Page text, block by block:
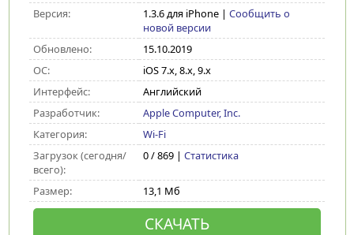
Версия:
1.3.6 для iPhone| Сообщить о
новой версии
Обновлено:
15.10.2019
ОС:
iOS 7.x, 8.x, 9.x
Интерфейс:
Английский
Разработчик:
Apple Computer, Inc.
Категория:
Wi-Fi
Загрузок (сегодня/
всего):
0 / 869 | Статистика
Размер: 13,1 Мб
СКАЧАТЬ